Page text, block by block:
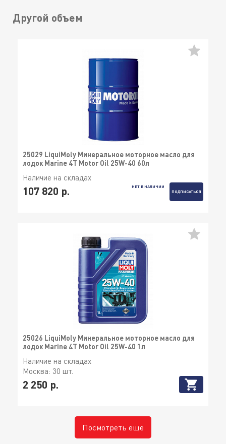
Другой объем
25029 LiquiMoly Минеральное моторное масло для
лодок Marine 4T Motor Oil 25W-40 60л
Наличие на складах
107 820 р.
НЕТ В НАЛИЧИИ
ПОДПИСАТЬСЯ
25026 LiquiMoly Минеральное моторное масло для
лодок Marine 4T Motor Oil 25W-40 1л
Наличие на складах
Москва: 30 шт.
2 250 р.
Посмотреть еще